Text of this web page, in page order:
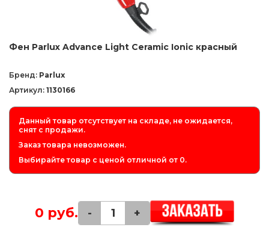
Фен Parlux Advance Light Ceramic Ionic красный
Бренд: Parlux
Артикул: 1130166
Данный товар отсутствует на складе, не ожидается,
снят с продажи.
Заказ товара невозможен.
Выбирайте товар с ценой отличной от 0.
0 руб. - +